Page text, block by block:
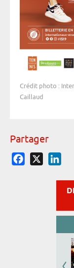
Crédit photo :
Caillaud
Partager
Facebook